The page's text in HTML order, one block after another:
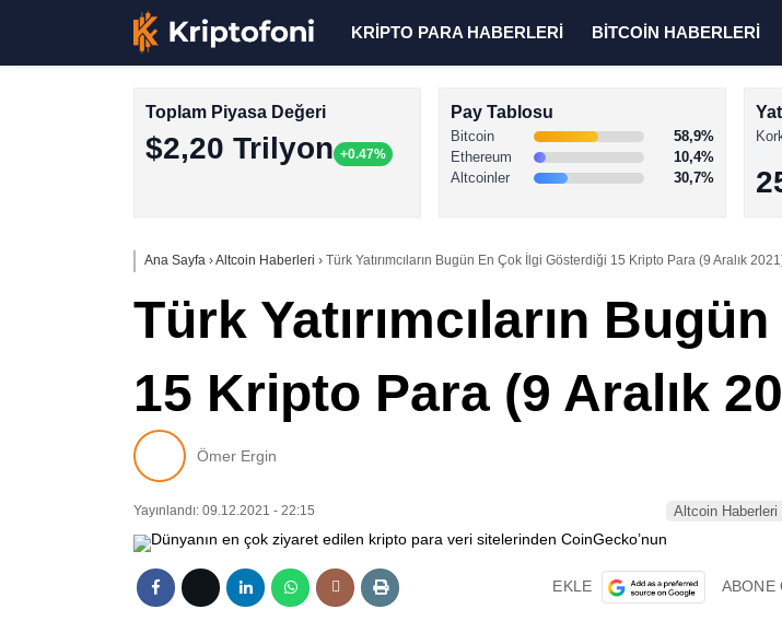
KRİPTO PARA HABERLERİ BİTCOİN HABERLERİ
Toplam Piyasa Değeri
$2,20 Trilyon +0.47%
Pay Tablosu
Bitcoin
58,9%
Ethereum
10,4%
Altcoinler
30,7%
Ana Sayfa ›Altcoin Haberleri › Türk Yatırımcıların Bugün En Çok İlgi Gösterdiği 15 Kripto Para (9 Aralık
Türk Yatırımcıların
15 Kripto Para (9 Aralık
Ömer Ergin
Yayınlandı: 09.12.2021 - 22:15 Altcoin Haberleri
EKLE ABONE